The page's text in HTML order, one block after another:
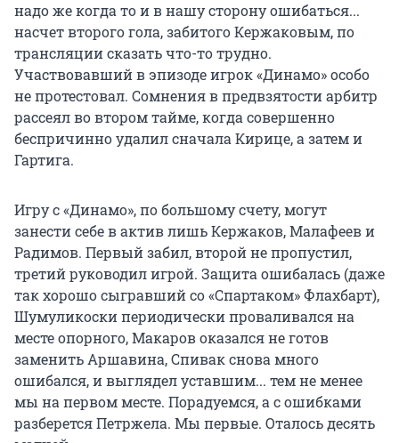
надо же когда то и в нашу сторону ошибаться...
насчет второго гола, забитого Кержаковым, по
трансляции сказать что-то трудно.
Участвовавший в эпизоде игрок «Динамо» особо
не протестовал. Сомнения в предвзятости арбитр
рассеял во втором тайме, когда совершенно
беспричинно удалил сначала Кирице, а затем и
Гартига.
Игру с «Динамо», по большому счету, могут
занести себе в актив лишь Кержаков, Малафеев и
Радимов. Первый забил, второй не пропустил,
третий руководил игрой. Защита ошибалась (даже
так хорошо сыгравший со «Спартаком» Флахбарт),
Шумуликоски периодически проваливался на
месте опорного, Макаров оказался не готов
заменить Аршавина, Спивак снова много
ошибался, и выглядел уставшим... тем не менее
мы на первом месте. Порадуемся, а с ошибками
разберется Петржела. Мы первые. Оталось десять